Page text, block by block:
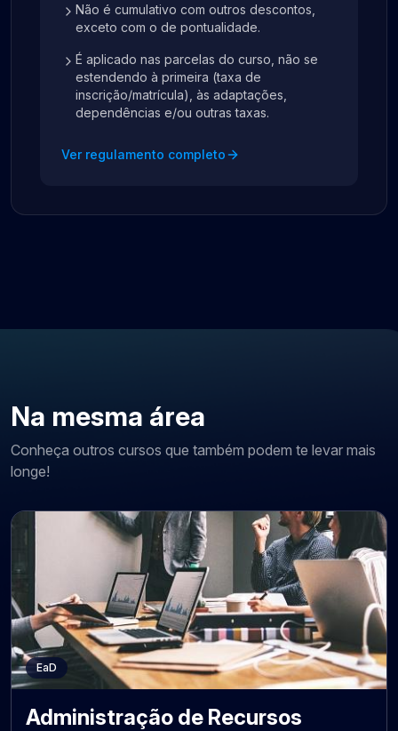
Não é cumulativo com outros descontos,
exceto com o de pontualidade.
É aplicado nas parcelas do curso, não se
estendendo à primeira (taxa de
inscrição/matrícula), às adaptações,
dependências e/ou outras taxas.
Ver regulamento completo
Na mesma área
Conheça outros cursos que também podem te levar mais
longe!
EaD
Administração de Recursos